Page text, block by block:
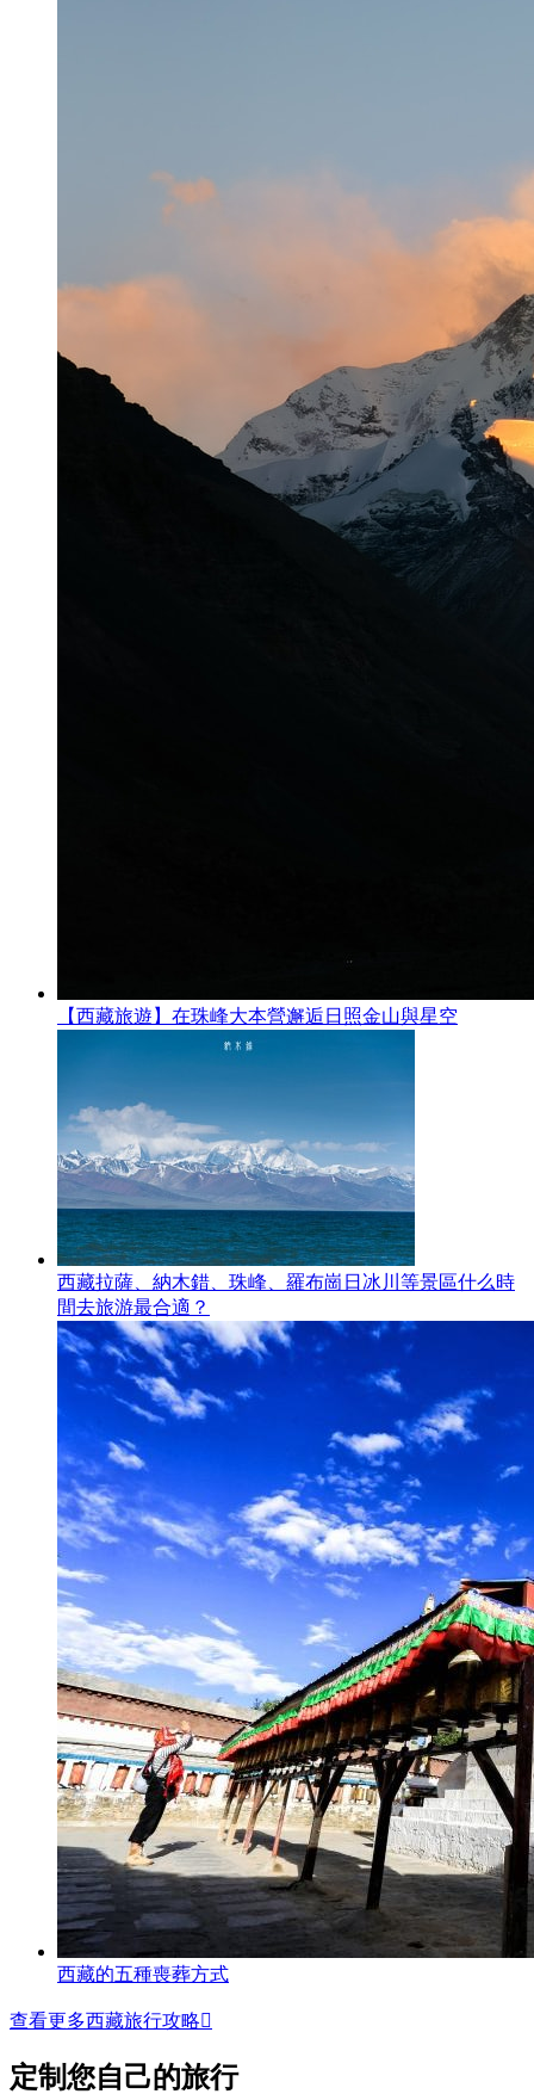
【西藏旅遊】在珠峰大本營邂逅日照金山與星空
西藏拉薩、納木錯、珠峰、羅布崗日冰川等景區什么時
間去旅游最合適？
西藏的五種喪葬方式
查看更多西藏旅行攻略
定制您自己的旅行